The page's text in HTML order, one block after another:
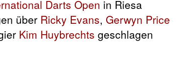
Darts Open in Riesa
über Ricky Evans, Gerwyn Price
Kim Huybrechts geschlagen